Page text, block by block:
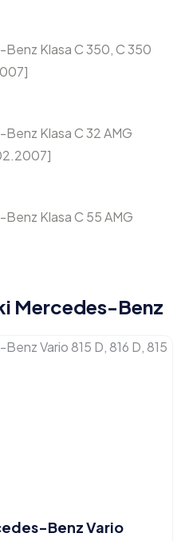
Klasa C 350, C 350
Klasa C 32 AMG
Klasa C 55 AMG
Mercedes-Benz
Benz Vario